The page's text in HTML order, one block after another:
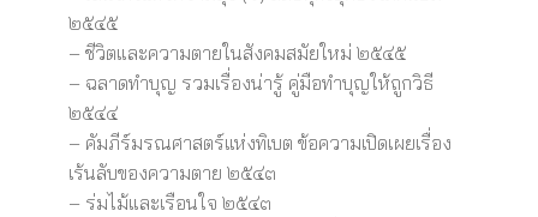
๒๕๔๕
– ชีวิตและความตายในสังคมสมัยใหม่ ๒๕๔๕
– ฉลาดทำบุญ รวมเรื่องน่ารู้ คู่มือทำบุญให้ถูกวิธี
๒๕๔๔
– คัมภีร์มรณศาสตร์แห่งทิเบต ข้อความเปิดเผยเรื่อง
เร้นลับของความตาย ๒๕๔๓
– ร่มไม้และเรือนใจ ๒๕๔๓